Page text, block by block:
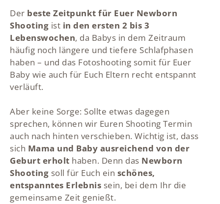
Der beste Zeitpunkt für Euer Newborn
Shooting ist in den ersten 2 bis 3
Lebenswochen, da Babys in dem Zeitraum
häufig noch längere und tiefere Schlafphasen
haben – und das Fotoshooting somit für Euer
Baby wie auch für Euch Eltern recht entspannt
verläuft.
Aber keine Sorge: Sollte etwas dagegen
sprechen, können wir Euren Shooting Termin
auch nach hinten verschieben. Wichtig ist, dass
sich Mama und Baby ausreichend von der
Geburt erholt haben. Denn das Newborn
Shooting soll für Euch ein schönes,
entspanntes Erlebnis sein, bei dem Ihr die
gemeinsame Zeit genießt.